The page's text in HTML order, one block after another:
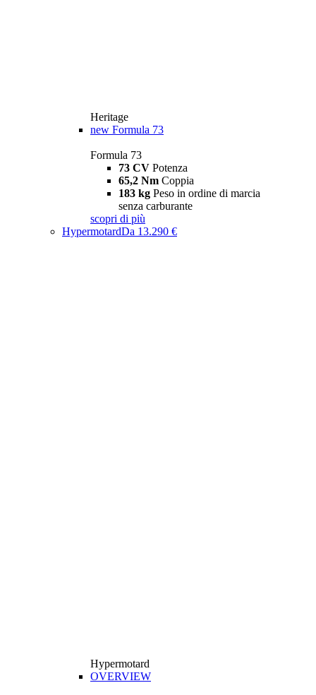
Heritage
new Formula 73
Formula 73
73 CV Potenza
65,2 Nm Coppia
183 kg Peso in ordine di marcia
senza carburante
scopri di più
HypermotardDa 13.290 €
Hypermotard
OVERVIEW